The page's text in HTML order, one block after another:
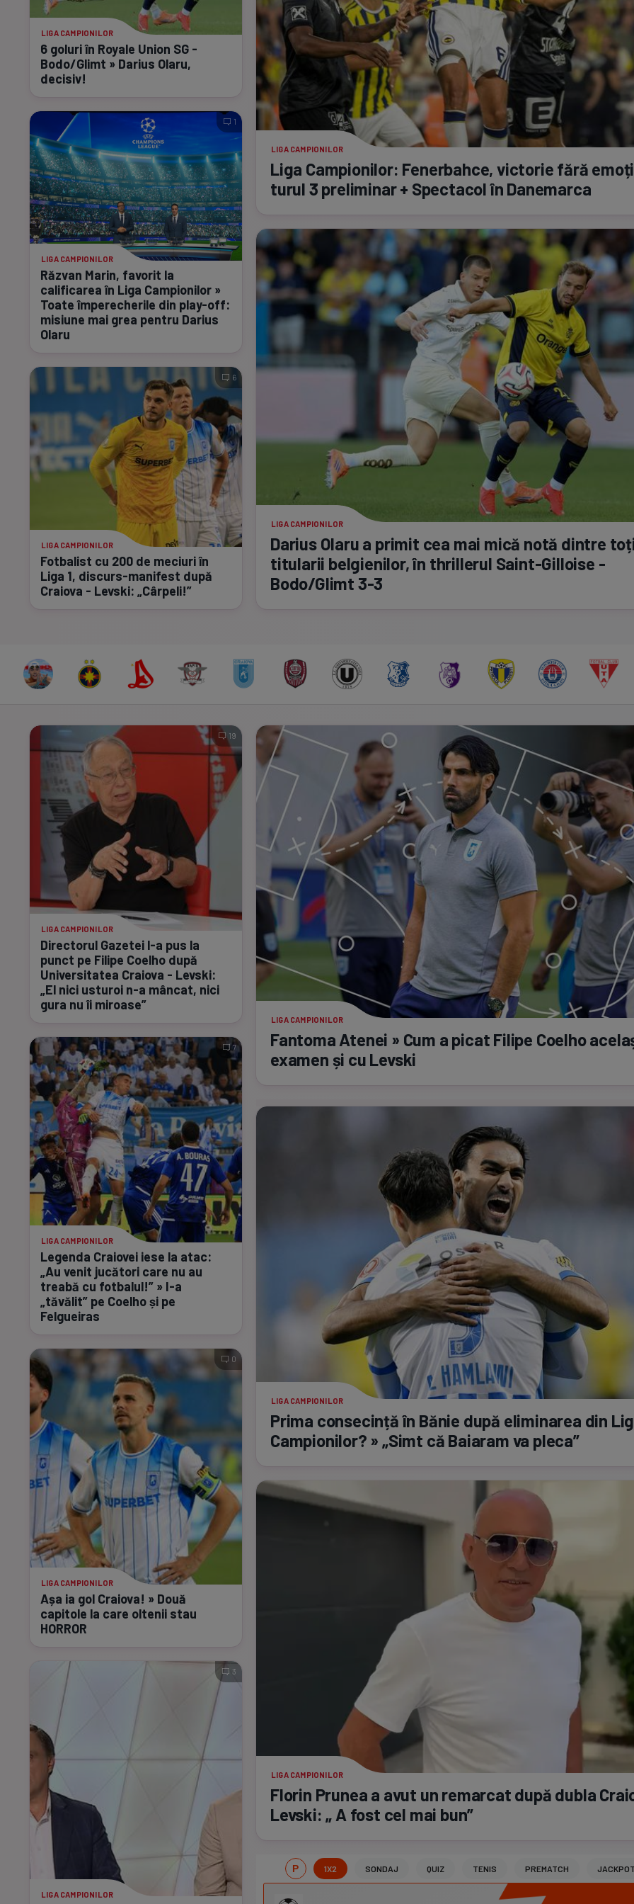
LIGA CAMPIONILOR
6 goluri în Royale Union SG -
Bodo/Glimt » Darius Olaru,
decisiv!
LIGA CAMPIONILOR
Răzvan Marin, favorit la
calificarea în Liga Campionilor »
Toate împerecherile din play-off:
misiune mai grea pentru Darius
Olaru
1
LIGA CAMPIONILOR
Fotbalist cu 200 de meciuri în
Liga 1, discurs-manifest după
Craiova - Levski: „Cârpeli!”
6
LIGA CAMPIONILOR
Liga Campionilor: Fenerbahce, victorie fără
turul 3 preliminar + Spectacol în Danemarca
LIGA CAMPIONILOR
Darius Olaru a primit cea mai mică notă dintre
titularii belgienilor, în thrillerul Saint-Gilloise -
Bodo/Glimt 3-3
LIGA CAMPIONILOR
Directorul Gazetei l-a pus la
punct pe Filipe Coelho după
Universitatea Craiova - Levski:
„El nici usturoi n-a mâncat, nici
gura nu îi miroase”
19
LIGA CAMPIONILOR
Legenda Craiovei iese la atac:
„Au venit jucători care nu au
treabă cu fotbalul!” » I-a
„tăvălit” pe Coelho și pe
Felgueiras
7
LIGA CAMPIONILOR
Așa ia gol Craiova! » Două
capitole la care oltenii stau
HORROR
0
LIGA CAMPIONILOR
3
LIGA CAMPIONILOR
Fantoma Atenei » Cum a picat Filipe Coelho
examen și cu Levski
LIGA CAMPIONILOR
Prima consecință în Bănie după eliminarea din
Campionilor? » „Simt că Baiaram va pleca”
LIGA CAMPIONILOR
Florin Prunea a avut un remarcat după dubla
Levski: „ A fost cel mai bun”